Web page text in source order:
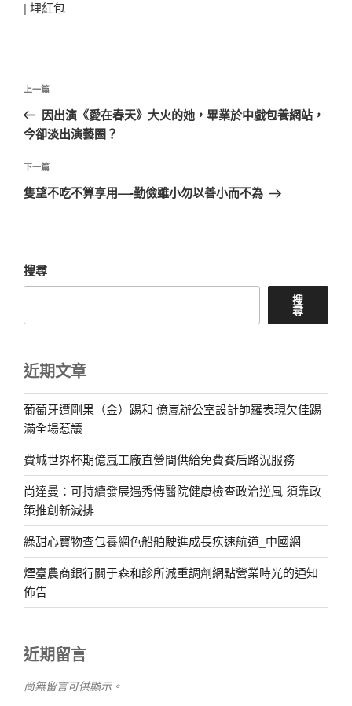
| 埋紅包
文
導
覽
上
一
篇
章
上一篇
因出演《愛在春天》大火的她，畢業於中戲包養網站，
今卻淡出演藝圈？
下
一
下一篇
隻望不吃不算享用—-勤儉雖小勿以善小而不為
搜尋
搜
尋
近期文章
葡萄牙遭剛果（金）踢和 億嵐辦公室設計帥羅表現欠佳踢
滿全場惹議
費城世界杯期億嵐工廠直營間供給免費賽后路況服務
尚達曼：可持續發展遇秀傳醫院健康檢查政治逆風 須靠政
策推創新減排
綠甜心寶物查包養網色船舶駛進成長疾速航道_中國網
煙臺農商銀行關于森和診所減重調劑網點營業時光的通知
佈告
近期留言
尚無留言可供顯示。